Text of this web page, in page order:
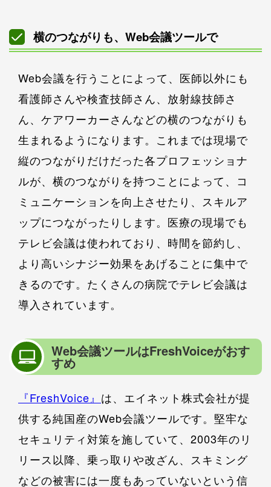
横のつながりも、Web会議ツールで
Web会議を行うことによって、医師以外にも
看護師さんや検査技師さん、放射線技師さ
ん、ケアワーカーさんなどの横のつながりも
生まれるようになります。これまでは現場で
縦のつながりだけだった各プロフェッショナ
ルが、横のつながりを持つことによって、コ
ミュニケーションを向上させたり、スキルア
ップにつながったりします。医療の現場でも
テレビ会議は使われており、時間を節約し、
より高いシナジー効果をあげることに集中で
きるのです。たくさんの病院でテレビ会議は
導入されています。
Web会議ツールはFreshVoiceがおす
すめ
『FreshVoice』 は、エイネット株式会社が提
供する純国産のWeb会議ツールです。堅牢な
セキュリティ対策を施していて、2003年のリ
リース以降、乗っ取りや改ざん、スキミング
などの被害には一度もあっていないという信